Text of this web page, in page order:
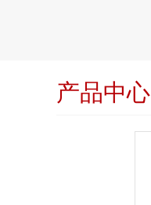
产品中心